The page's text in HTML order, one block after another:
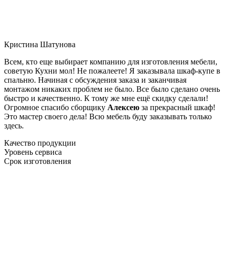
Кристина Шатунова
Всем, кто еще выбирает компанию для изготовления мебели,
советую Кухни мол! Не пожалеете! Я заказывала шкаф-купе в
спальню. Начиная с обсуждения заказа и заканчивая
монтажом никаких проблем не было. Все было сделано очень
быстро и качественно. К тому же мне ещё скидку сделали!
Огромное спасибо сборщику Алексею за прекрасный шкаф!
Это мастер своего дела! Всю мебель буду заказывать только
здесь.
Качество продукции
Уровень сервиса
Срок изготовления